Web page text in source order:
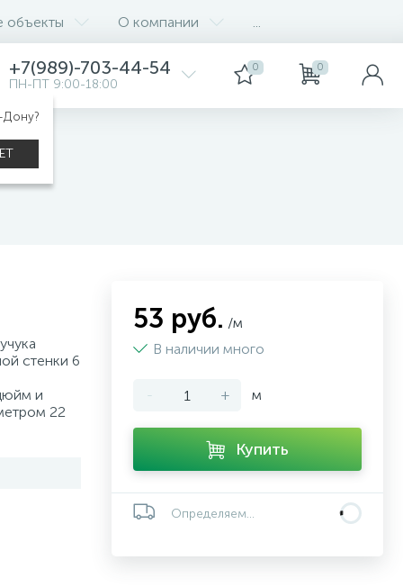
объекты О компании
Дону?
+7(989)-703-44-54
ПН-ПТ 9:00-18:00
0 0
стенки 6
и
22
53 руб. /м
В наличии много
- + м
Купить
Определяем...